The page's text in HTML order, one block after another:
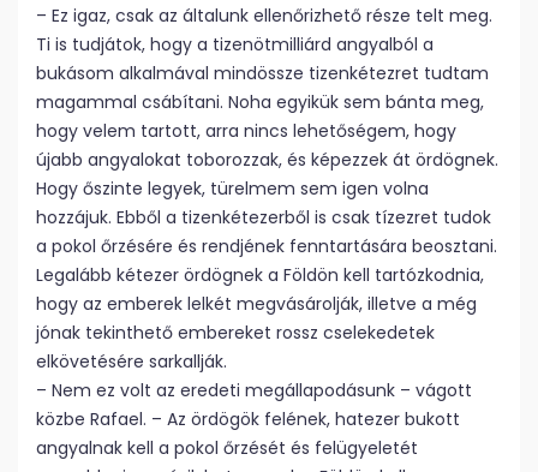
– Ez igaz, csak az általunk ellenőrizhető része telt meg.
Ti is tudjátok, hogy a tizenötmilliárd angyalból a
bukásom alkalmával mindössze tizenkétezret tudtam
magammal csábítani. Noha egyikük sem bánta meg,
hogy velem tartott, arra nincs lehetőségem, hogy
újabb angyalokat toborozzak, és képezzek át ördögnek.
Hogy őszinte legyek, türelmem sem igen volna
hozzájuk. Ebből a tizenkétezerből is csak tízezret tudok
a pokol őrzésére és rendjének fenntartására beosztani.
Legalább kétezer ördögnek a Földön kell tartózkodnia,
hogy az emberek lelkét megvásárolják, illetve a még
jónak tekinthető embereket rossz cselekedetek
elkövetésére sarkallják.
– Nem ez volt az eredeti megállapodásunk – vágott
közbe Rafael. – Az ördögök felének, hatezer bukott
angyalnak kell a pokol őrzését és felügyeletét